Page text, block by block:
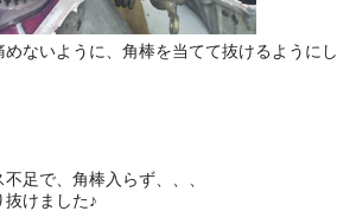
ないように、角棒を当てて抜けるようにし
足で、角棒入らず、、、
抜けました♪